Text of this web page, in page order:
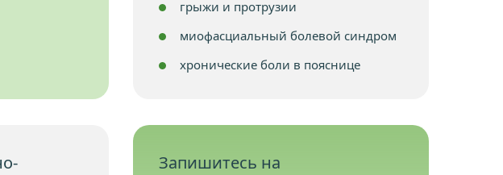
грыжи и протрузии
миофасциальный болевой синдром
хронические боли в пояснице
Запишитесь на